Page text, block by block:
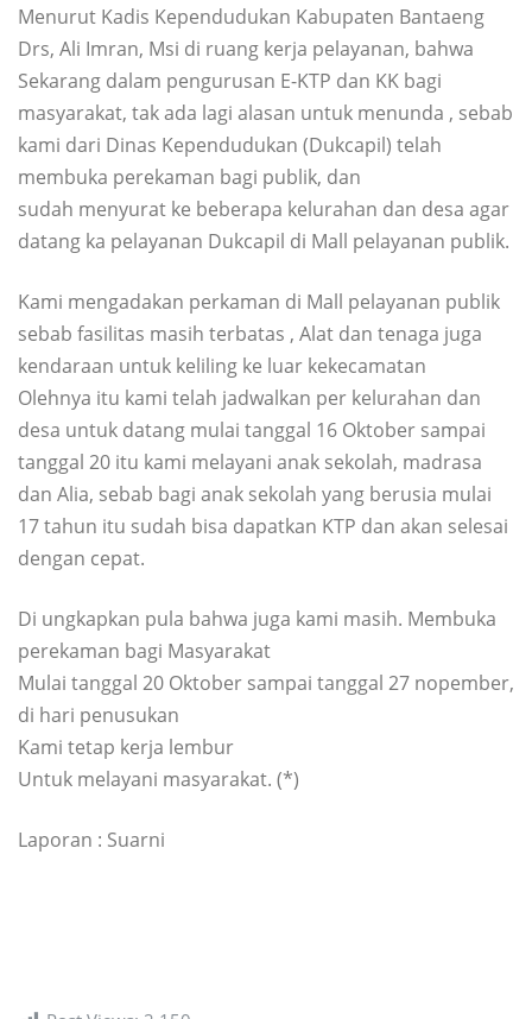
Menurut Kadis Kependudukan Kabupaten Bantaeng
Drs, Ali Imran, Msi di ruang kerja pelayanan, bahwa
Sekarang dalam pengurusan E-KTP dan KK bagi
masyarakat, tak ada lagi alasan untuk menunda , sebab
kami dari Dinas Kependudukan (Dukcapil) telah
membuka perekaman bagi publik, dan
sudah menyurat ke beberapa kelurahan dan desa agar
datang ka pelayanan Dukcapil di Mall pelayanan publik.
Kami mengadakan perkaman di Mall pelayanan publik
sebab fasilitas masih terbatas , Alat dan tenaga juga
kendaraan untuk keliling ke luar kekecamatan
Olehnya itu kami telah jadwalkan per kelurahan dan
desa untuk datang mulai tanggal 16 Oktober sampai
tanggal 20 itu kami melayani anak sekolah, madrasa
dan Alia, sebab bagi anak sekolah yang berusia mulai
17 tahun itu sudah bisa dapatkan KTP dan akan selesai
dengan cepat.
Di ungkapkan pula bahwa juga kami masih. Membuka
perekaman bagi Masyarakat
Mulai tanggal 20 Oktober sampai tanggal 27 nopember,
di hari penusukan
Kami tetap kerja lembur
Untuk melayani masyarakat. (*)
Laporan : Suarni